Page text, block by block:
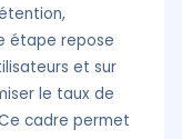
étape repose
et sur
le taux de
cadre permet